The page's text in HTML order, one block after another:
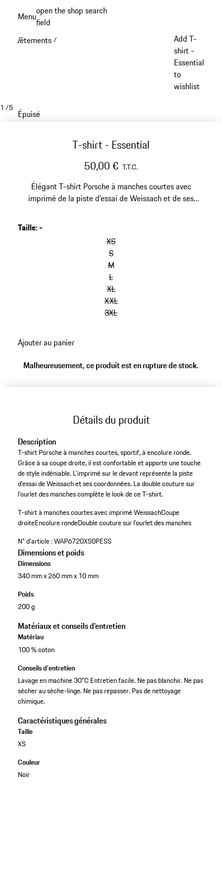
principal
Menuopen the shop search
field
Vêtements /
Add T-
shirt -
Essential
to
wishlist
1 /5
Épuisé
T-shirt - Essential
50,00 € T.T.C.
Élégant T-shirt Porsche à manches courtes avec
imprimé de la piste d’essai de Weissach et de ses
Taille:-
XS
S
M
L
XL
XXL
3XL
aux
(Taille)
Ajouter au panier
Malheureusement, ce produit est en rupture de stock.
Détails du produit
Description
T-shirt Porsche à manches courtes, sportif, à encolure ronde.
Grâce à sa coupe droite, il est confortable et apporte une touche
de style indéniable. L’imprimé sur le devant représente la piste
d’essai de Weissach et ses coordonnées. La double couture sur
l’ourlet des manches complète le look de ce T-shirt.
T-shirt à manches courtes avec imprimé WeissachCoupe
droiteEncolure rondeDouble couture sur l’ourlet des manches
N° d'article :WAP6720XS0PESS
Dimensions et poids
Dimensions
340 mm x 260 mm x 10 mm
Poids
200 g
Matériaux et conseils d'entretien
Matériau
100 % coton
Conseils d'entretien
Lavage en machine 30°C Entretien facile. Ne pas blanchir. Ne pas
sécher au sèche-linge. Ne pas repasser. Pas de nettoyage
chimique.
Caractéristiques générales
Taille
XS
Couleur
Noir